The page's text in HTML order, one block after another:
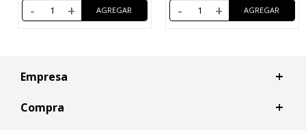
- + - +
Empresa
Compra